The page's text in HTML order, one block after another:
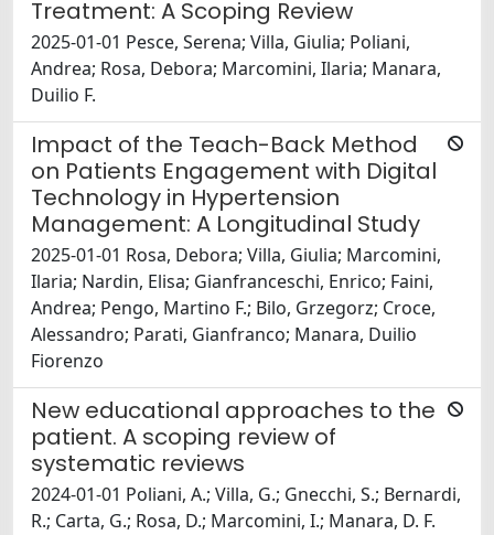
Treatment: A Scoping Review
2025-01-01 Pesce, Serena; Villa, Giulia; Poliani,
Andrea; Rosa, Debora; Marcomini, Ilaria; Manara,
Duilio F.
Impact of the Teach-Back Method
on Patients Engagement with Digital
Technology in Hypertension
Management: A Longitudinal Study
2025-01-01 Rosa, Debora; Villa, Giulia; Marcomini,
Ilaria; Nardin, Elisa; Gianfranceschi, Enrico; Faini,
Andrea; Pengo, Martino F.; Bilo, Grzegorz; Croce,
Alessandro; Parati, Gianfranco; Manara, Duilio
Fiorenzo
New educational approaches to the
patient. A scoping review of
systematic reviews
2024-01-01 Poliani, A.; Villa, G.; Gnecchi, S.; Bernardi,
R.; Carta, G.; Rosa, D.; Marcomini, I.; Manara, D. F.